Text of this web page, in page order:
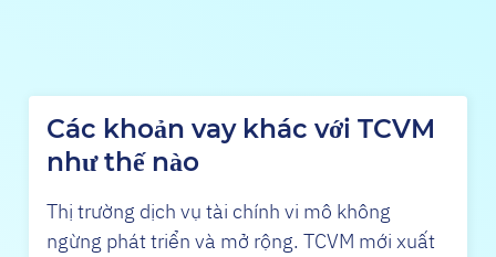
Các khoản vay khác với TCVM
như thế nào
Thị trường dịch vụ tài chính vi mô không
ngừng phát triển và mở rộng. TCVM mới xuất